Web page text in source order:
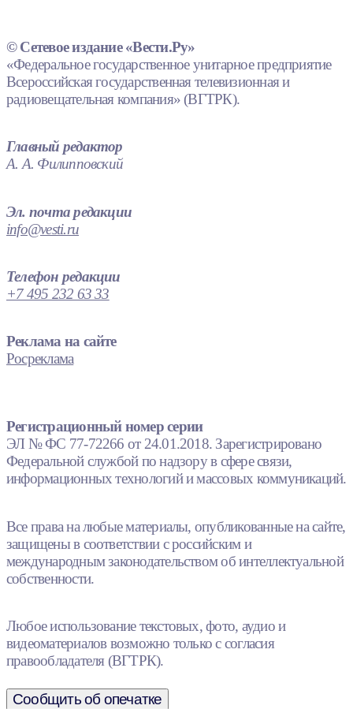
© Сетевое издание «Вести.Ру»
«Федеральное государственное унитарное предприятие
Всероссийская государственная телевизионная и
радиовещательная компания» (ВГТРК).
Главный редактор
А. А. Филипповский
Эл. почта редакции
info@vesti.ru
Телефон редакции
+7 495 232 63 33
Реклама на сайте
Росреклама
Регистрационный номер серии
ЭЛ № ФС 77-72266 от 24.01.2018. Зарегистрировано
Федеральной службой по надзору в сфере связи,
информационных технологий и массовых коммуникаций.
Все права на любые материалы, опубликованные на сайте,
защищены в соответствии с российским и
международным законодательством об интеллектуальной
собственности.
Любое использование текстовых, фото, аудио и
видеоматериалов возможно только с согласия
правообладателя (ВГТРК).
Сообщить об опечатке